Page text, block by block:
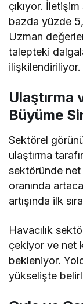
çıkıyor.
bazda yüzde
Uzman
talepteki
ilişkilendiriliyor.
Ulaştırma
Büyüme
Sektörel
ulaştırma
sektöründe net
oranında
artışında ilk
Havacılık
çekiyor ve net
bekleniyor.
yükselişte